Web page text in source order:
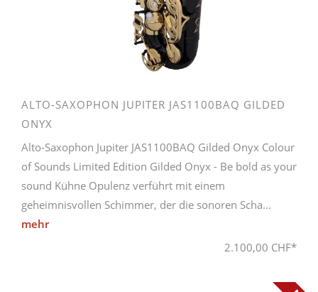
ALTO-SAXOPHON JUPITER JAS1100BAQ GILDED
ONYX
Alto-Saxophon Jupiter JAS1100BAQ Gilded Onyx Colour
of Sounds Limited Edition Gilded Onyx - Be bold as your
sound Kühne Opulenz verführt mit einem
geheimnisvollen Schimmer, der die sonoren Scha...
mehr
2.100,00 CHF*